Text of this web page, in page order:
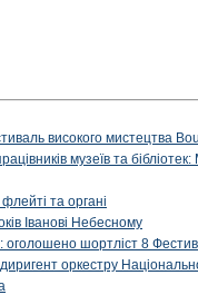
високого мистецтва
музеїв та
та органі
Іванові Небесному
оголошено шортліст 8
оркестру